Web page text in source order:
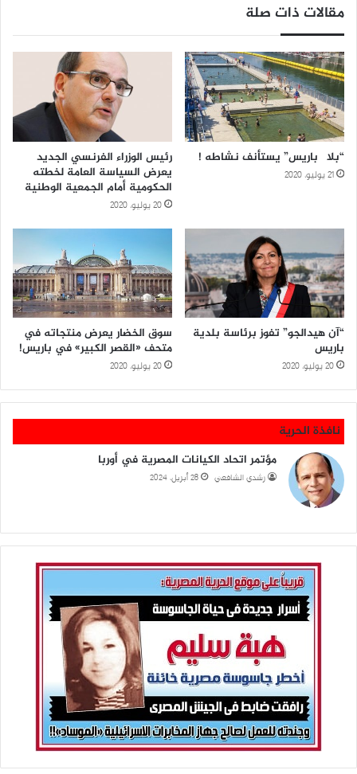
..
مقالات ذات صلة
“بلاچ باريس” يستأنف نشاطه !
21 يوليو، 2020
رئيس الوزراء الفرنسي الجديد
يعرض السياسة العامة لخطته
الحكومية أمام الجمعية الوطنية
20 يوليو، 2020
“آن هيدالجو” تفوز برئاسة بلدية
باريس
20 يوليو، 2020
سوق الخضار يعرض منتجاته في
متحف «القصر الكبير» في باريس!
20 يوليو، 2020
نافذة الحرية
مؤتمر اتحاد الكيانات المصرية في أوربا
رشدي الشافعي 28 أبريل، 2024